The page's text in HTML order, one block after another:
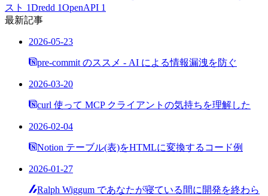
スト 1Dredd 1OpenAPI 1
最新記事
2026-05-23
pre-commit のススメ - AI による情報漏洩を防ぐ
2026-03-20
curl 使って MCP クライアントの気持ちを理解した
2026-02-04
Notion テーブル(表)をHTMLに変換するコード例
2026-01-27
Ralph Wiggum であなたが寝ている間に開発を終わら